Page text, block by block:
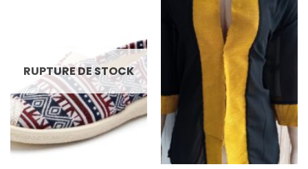
la liste
de
souhaits
RUPTURE DE STOCK
Ajouter à
la liste
souhaits